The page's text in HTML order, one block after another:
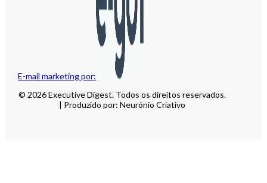
E-mail marketing por:
© 2026 Executive Digest. Todos os direitos reservados.
| Produzido por: Neurónio Criativo